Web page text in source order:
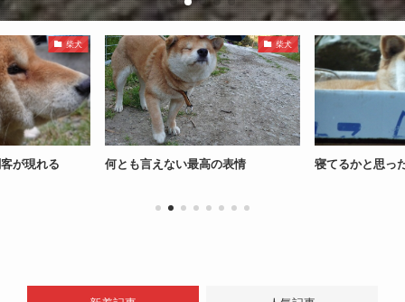
柴犬
が現れる
柴犬
何とも言えない最高の表情 寝てるかと思っ